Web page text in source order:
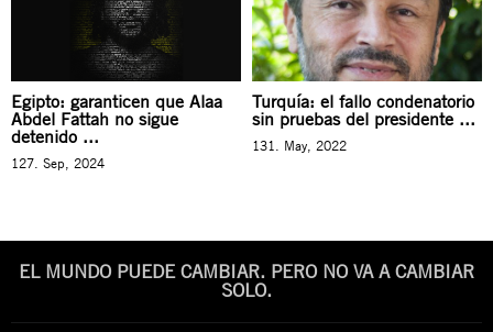
Egipto: garanticen que Alaa
Abdel Fattah no sigue
detenido ...
127. Sep, 2024
Turquía: el fallo condenatorio
sin pruebas del presidente ...
131. May, 2022
EL MUNDO PUEDE CAMBIAR. PERO NO VA A CAMBIAR
SOLO.